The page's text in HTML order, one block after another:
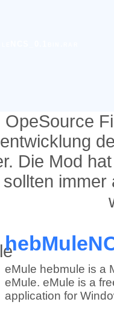
OpeSource
Die Mod
eMule hebmule is a
eMule. eMule is a
application for